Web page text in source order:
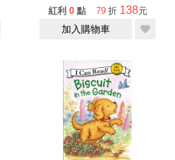
紅利 0 點 79 折 138元
加入購物車